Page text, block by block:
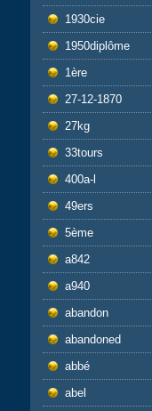
1930cie
1950diplôme
1ère
27-12-1870
27kg
33tours
400a-l
49ers
5ème
a842
a940
abandon
abandoned
abbé
abel